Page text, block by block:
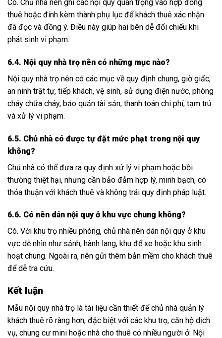
Có. Chủ nhà nên ghi các nội quy quan trọng vào hợp đồng
thuê hoặc đính kèm thành phụ lục để khách thuê xác nhận
đã đọc và đồng ý. Điều này giúp hai bên dễ đối chiếu khi
phát sinh vi phạm.
6.4. Nội quy nhà trọ nên có những mục nào?
Nội quy nhà trọ nên có các mục về quy định chung, giờ giấc,
an ninh trật tự, tiếp khách, vệ sinh, sử dụng điện nước, phòng
cháy chữa cháy, bảo quản tài sản, thanh toán chi phí, tạm trú
và xử lý vi phạm.
6.5. Chủ nhà có được tự đặt mức phạt trong nội quy
không?
Chủ nhà có thể đưa ra quy định xử lý vi phạm hoặc bồi
thường thiệt hại, nhưng cần bảo đảm hợp lý, minh bạch, có
thỏa thuận với khách thuê và không trái quy định pháp luật.
6.6. Có nên dán nội quy ở khu vực chung không?
Có. Với khu trọ nhiều phòng, chủ nhà nên dán nội quy ở khu
vực dễ nhìn như sảnh, hành lang, khu để xe hoặc khu sinh
hoạt chung. Ngoài ra, nên gửi thêm bản mềm cho khách thuê
để dễ tra cứu.
Kết luận
Mẫu nội quy nhà trọ là tài liệu cần thiết để chủ nhà quản lý
khách thuê rõ ràng hơn, đặc biệt với các khu trọ, căn hộ dịch
vụ, chung cư mini hoặc nhà cho thuê có nhiều người ở. Nội